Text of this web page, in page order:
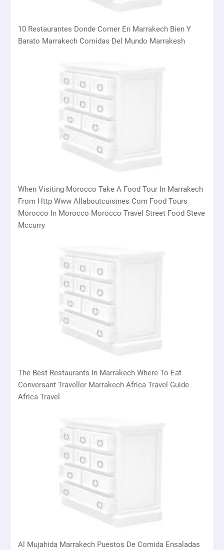
10 Restaurantes Donde Comer En Marrakech Bien Y
Barato Marrakech Comidas Del Mundo Marrakesh
When Visiting Morocco Take A Food Tour In Marrakech
From Http Www Allaboutcuisines Com Food Tours
Morocco In Morocco Morocco Travel Street Food Steve
Mccurry
The Best Restaurants In Marrakech Where To Eat
Conversant Traveller Marrakech Africa Travel Guide
Africa Travel
Al Mujahida Marrakech Puestos De Comida Ensaladas